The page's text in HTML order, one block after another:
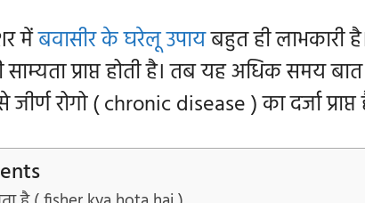
मेंबवासीर के घरेलू उपायबहुत ही लाभकारी
प्राप्त होती है। तब यह अधिक समय
रोगो ( chronic disease ) का दर्जा प्राप्त